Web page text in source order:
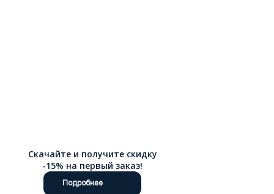
Скачайте и получите скидку
-15% на первый заказ!
Подробнее